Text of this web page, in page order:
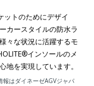
ットのためにデザイ
カースタイルの防水ラ
々な状況に活躍するモ
インソールのメ
地を実現しています。
はダイネーゼAGVジャパ